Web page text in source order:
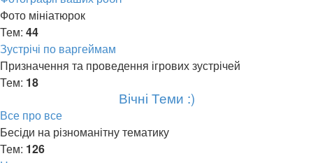
Фото мініатюрок
Тем: 44
Зустрічі по варгеймам
Призначення та проведення ігрових зустрічей
Тем: 18
Вічні Теми :)
Все про все
Бесіди на різноманітну тематику
Тем: 126